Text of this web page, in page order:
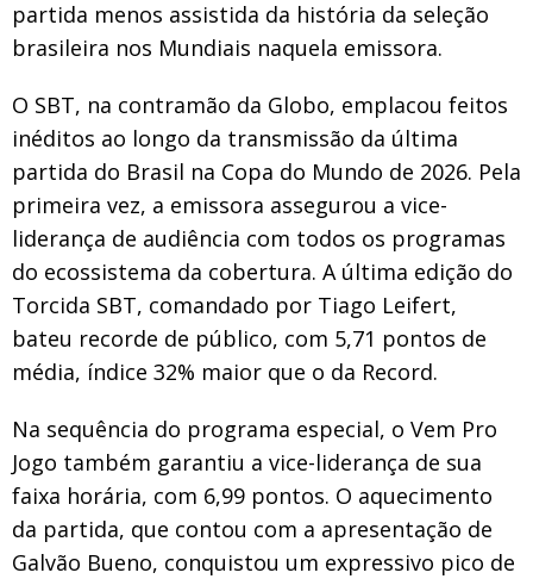
partida menos assistida da história da seleção
brasileira nos Mundiais naquela emissora.
O SBT, na contramão da Globo, emplacou feitos
inéditos ao longo da transmissão da última
partida do Brasil na Copa do Mundo de 2026. Pela
primeira vez, a emissora assegurou a vice-
liderança de audiência com todos os programas
do ecossistema da cobertura. A última edição do
Torcida SBT, comandado por Tiago Leifert,
bateu recorde de público, com 5,71 pontos de
média, índice 32% maior que o da Record.
Na sequência do programa especial, o Vem Pro
Jogo também garantiu a vice-liderança de sua
faixa horária, com 6,99 pontos. O aquecimento
da partida, que contou com a apresentação de
Galvão Bueno, conquistou um expressivo pico de